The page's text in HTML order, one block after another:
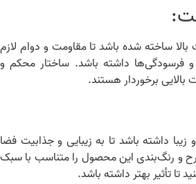
ساخته شده باشد تا مقاومت و دوام لازم
و فرسودگی‌ها داشته باشد. ساختار محکم و
برخوردار هستند.
داشته باشد تا به زیبایی و جذابیت فضا
و رنگ‌بندی این محصول را متناسب با سبک
تأثیر بهتر داشته باشد.